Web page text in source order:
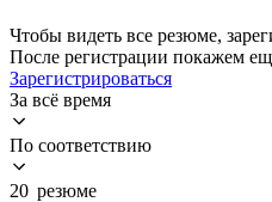
Чтобы видеть все резюме,
После регистрации покажем
Зарегистрироваться
За всё время
По соответствию
20 резюме